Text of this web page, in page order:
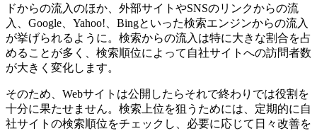
ドからの流入のほか、外部サイトやSNSのリンクからの流
入、Google、Yahoo!、Bingといった検索エンジンからの流入
が挙げられるように。検索からの流入は特に大きな割合を占
めることが多く、検索順位によって自社サイトへの訪問者数
が大きく変化します。
そのため、Webサイトは公開したらそれで終わりでは役割を
十分に果たせません。検索上位を狙うためには、定期的に自
社サイトの検索順位をチェックし、必要に応じて日々改善を